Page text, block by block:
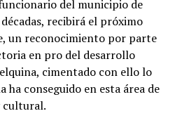
del municipio de
recibirá el próximo
un reconocimiento por parte
en pro del desarrollo
cimentado con ello lo
ha conseguido en esta área de
cultural.